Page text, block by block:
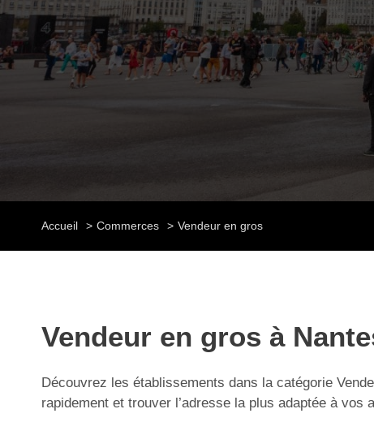
Accueil Commerces Vendeur en gros
Vendeur en gros à
Découvrez les établissements dans la catégorie
rapidement et trouver l’adresse la plus adaptée à vos